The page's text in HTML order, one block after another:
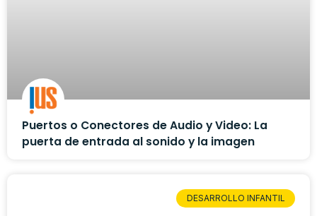
Puertos o Conectores de Audio y Video: La
puerta de entrada al sonido y la imagen
DESARROLLO INFANTIL